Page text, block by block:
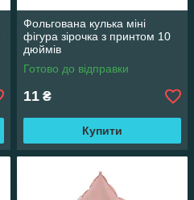
Фольгована кулька міні
фігура зірочка з принтом 10
дюймів
Готово до відправки
11 ₴
Купити